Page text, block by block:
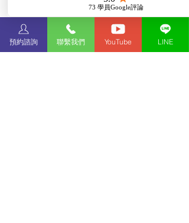
（一）如何制定托福準備計畫
預約諮詢 聯繫我們 YouTube LINE